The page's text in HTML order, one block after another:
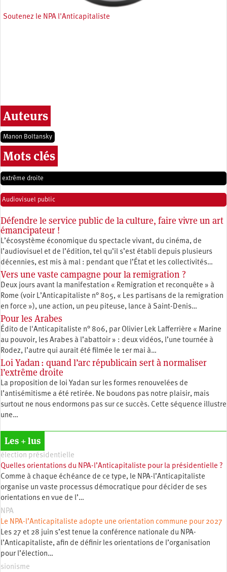
Soutenez le NPA l'Anticapitaliste
Auteurs
Manon Boltansky
Mots clés
extrême droite
Audiovisuel public
Défendre le service public de la culture, faire vivre un art
émancipateur !
L’écosystème économique du spectacle vivant, du cinéma, de
l’audiovisuel et de l’édition, tel qu’il s’est établi depuis plusieurs
décennies, est mis à mal : pendant que l’État et les collectivités…
Vers une vaste campagne pour la remigration ?
Deux jours avant la manifestation « Remigration et reconquête » à
Rome (voir L’Anticapitaliste n° 805, « Les partisans de la remigration
en force »), une action, un peu piteuse, lance à Saint-Denis…
Pour les Arabes
Édito de l'Anticapitaliste n° 806, par Olivier Lek Lafferrière « Marine
au pouvoir, les Arabes à l’abattoir » : deux vidéos, l’une tournée à
Rodez, l’autre qui aurait été filmée le 1er mai à…
Loi Yadan : quand l’arc républicain sert à normaliser
l’extrême droite
La proposition de loi Yadan sur les formes renouvelées de
l’antisémitisme a été retirée. Ne boudons pas notre plaisir, mais
surtout ne nous endormons pas sur ce succès. Cette séquence illustre
une…
Les + lus
élection présidentielle
Quelles orientations du NPA-l’Anticapitaliste pour la présidentielle ?
Comme à chaque échéance de ce type, le NPA-l’Anticapitaliste
organise un vaste processus démocratique pour décider de ses
orientations en vue de l’…
NPA
Le NPA-l’Anticapitaliste adopte une orientation commune pour 2027
Les 27 et 28 juin s’est tenue la conférence nationale du NPA-
l’Anticapitaliste, afin de définir les orientations de l’organisation
pour l’élection…
sionisme